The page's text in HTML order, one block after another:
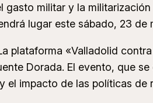
gasto militar y la
lugar este sábado, 23 de
plataforma «Valladolid
Dorada. El evento, que
el impacto de las políticas de